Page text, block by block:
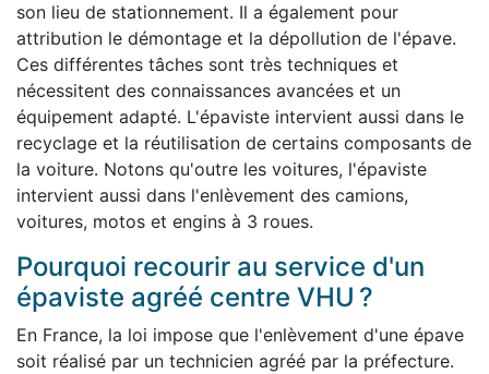
son lieu de stationnement. Il a également pour
attribution le démontage et la dépollution de l'épave.
Ces différentes tâches sont très techniques et
nécessitent des connaissances avancées et un
équipement adapté. L'épaviste intervient aussi dans le
recyclage et la réutilisation de certains composants de
la voiture. Notons qu'outre les voitures, l'épaviste
intervient aussi dans l'enlèvement des camions,
voitures, motos et engins à 3 roues.
Pourquoi recourir au service d'un
épaviste agréé centre VHU ?
En France, la loi impose que l'enlèvement d'une épave
soit réalisé par un technicien agréé par la préfecture.